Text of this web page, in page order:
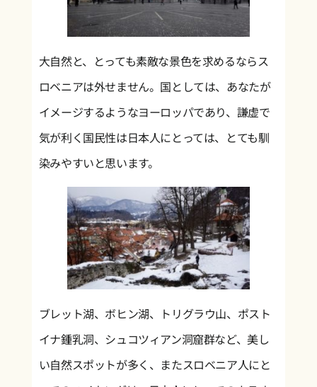
大自然と、とっても素敵な景色を求めるならス
ロベニアは外せません。国としては、あなたが
イメージするようなヨーロッパであり、謙虚で
気が利く国民性は日本人にとっては、とても馴
染みやすいと思います。
ブレット湖、ボヒン湖、トリグラウ山、ポスト
イナ鍾乳洞、シュコツィアン洞窟群など、美し
い自然スポットが多く、またスロベニア人にと